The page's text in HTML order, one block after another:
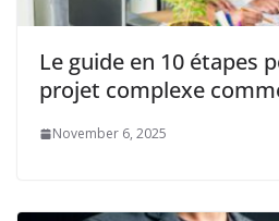
Le guide en 10 étapes
projet complexe
November 6, 2025